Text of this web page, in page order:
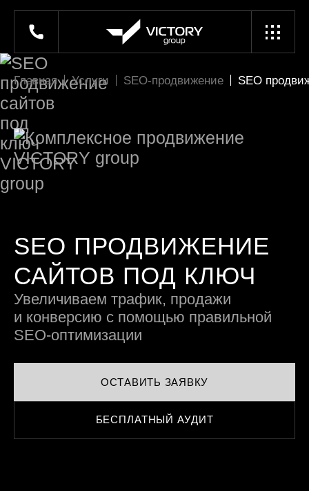
Главная Услуги SEO-продвижение SEO
SEO ПРОДВИЖЕНИЕ
САЙТОВ ПОД КЛЮЧ
Увеличиваем трафик, продажи
и конверсию с помощью правильной
SEO-оптимизации
ОСТАВИТЬ ЗАЯВКУ
БЕСПЛАТНЫЙ АУДИТ